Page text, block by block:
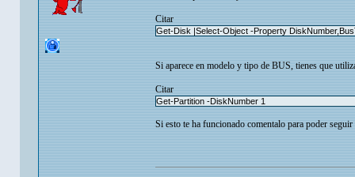
Citar
Get-Disk |Select-Object -Property
Si aparece en modelo y tipo de BUS, tienes que
Citar
Get-Partition -DiskNumber 1
Si esto te ha funcionado comentalo para poder